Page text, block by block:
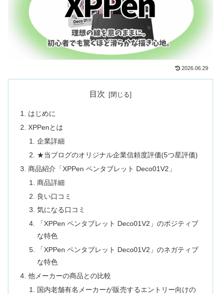
2026.06.29
目次
はじめに
XPPenとは
企業詳細
★当ブログのオリジナル企業信頼度評価(5つ星評価)
商品紹介「XPPen ペンタブレット Deco01V2」
商品詳細
良い口コミ
気になる口コミ
「XPPen ペンタブレット Deco01V2」のポジティブ
な特色
「XPPen ペンタブレット Deco01V2」のネガティブ
な特色
他メーカーの商品との比較
国内老舗有名メーカーが販売するエントリー向けの